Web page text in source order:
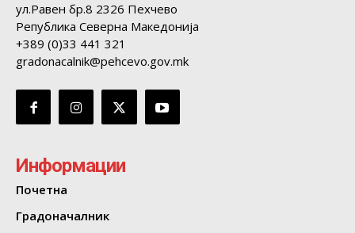
ул.Равен бр.8 2326 Пехчево
Република Северна Македонија
+389 (0)33 441 321
gradonacalnik@pehcevo.gov.mk
Информации
Почетна
Градоначалник